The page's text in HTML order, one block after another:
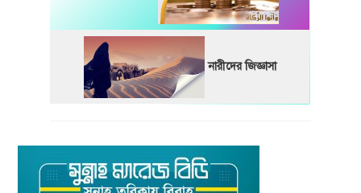
নারীদের জিজ্ঞাসা